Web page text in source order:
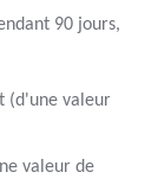
90 jours,
(d'une valeur
valeur de